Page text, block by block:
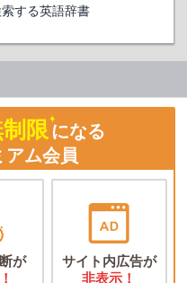
する英語辞書
限になる
ム会員
が
サイト内広告が
非表示！